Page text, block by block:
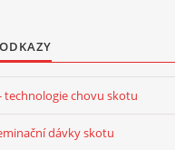
- VÝPOČET ZATÍŽENÍ
technologie chovu skotu
dávky skotu